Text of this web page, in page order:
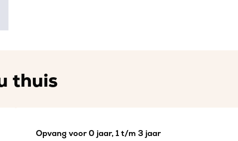
thuis
Opvang voor 0 jaar, 1 t/m 3 jaar